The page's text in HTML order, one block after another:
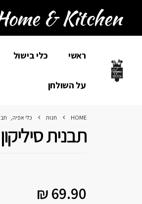
ראשי כלי בישול
על השולחן
HOME חנות כלי אפיה,
תבנית סיליקון
₪69.90